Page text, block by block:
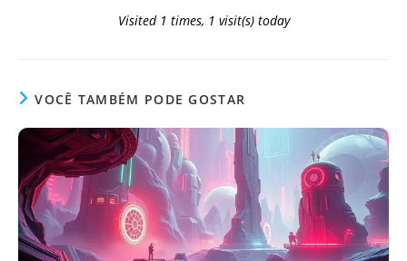
Visited 1 times, 1 visit(s) today
VOCÊ TAMBÉM PODE GOSTAR